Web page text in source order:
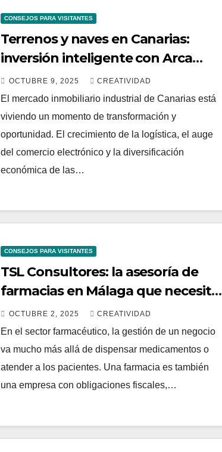
CONSEJOS PARA VISITANTES
Terrenos y naves en Canarias:
inversión inteligente con Arca
Inmobiliaria
OCTUBRE 9, 2025 CREATIVIDAD
El mercado inmobiliario industrial de Canarias está
viviendo un momento de transformación y
oportunidad. El crecimiento de la logística, el auge
del comercio electrónico y la diversificación
económica de las…
CONSEJOS PARA VISITANTES
TSL Consultores: la asesoría de
farmacias en Málaga que necesitas
para crecer
OCTUBRE 2, 2025 CREATIVIDAD
En el sector farmacéutico, la gestión de un negocio
va mucho más allá de dispensar medicamentos o
atender a los pacientes. Una farmacia es también
una empresa con obligaciones fiscales,…